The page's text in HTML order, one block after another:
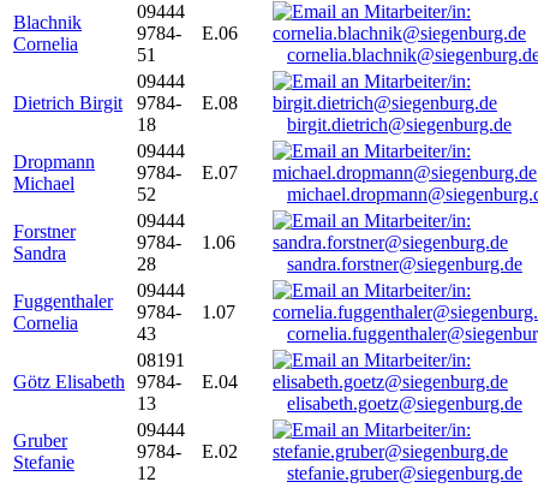
Blachnik
Cornelia
09444
9784-
51
E.06
Dietrich Birgit
09444
9784-
18
E.08
birgit.dietrich@siegenburg.de
Dropmann
Michael
09444
9784-
52
E.07
Forstner
Sandra
09444
9784-
28
1.06
sandra.forstner@siegenburg.de
Fuggenthaler
Cornelia
09444
9784-
43
1.07
Götz Elisabeth
08191
9784-
13
E.04
elisabeth.goetz@siegenburg.de
Gruber
Stefanie
09444
9784-
12
E.02
stefanie.gruber@siegenburg.de